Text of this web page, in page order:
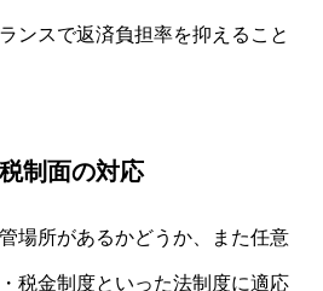
ンスで返済負担率を抑えること
制面の対応
場所があるかどうか、また任意
税金制度といった法制度に適応